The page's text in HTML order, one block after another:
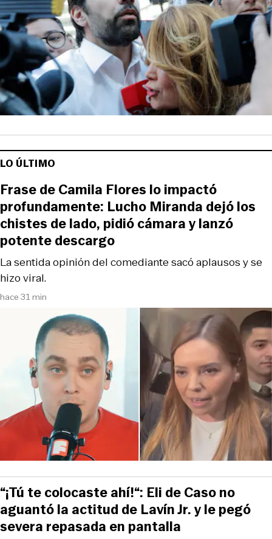
LO ÚLTIMO
hace 31 min
La sentida opinión del comediante sacó aplausos y se
hizo viral.
Frase de Camila Flores lo impactó
profundamente: Lucho Miranda dejó los
chistes de lado, pidió cámara y lanzó
potente descargo
“¡Tú te colocaste ahí!“: Eli de Caso no
aguantó la actitud de Lavín Jr. y le pegó
severa repasada en pantalla